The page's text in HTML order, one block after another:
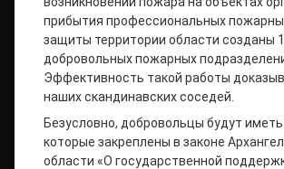
прибытия профессиональных
защиты территории области созданы
добровольных пожарных
Эффективность такой работы
наших скандинавских соседей.
Безусловно, добровольцы будут
которые закреплены в законе
области «О государственной